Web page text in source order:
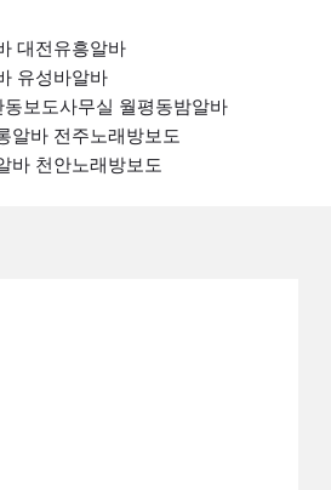
대전유흥알바
유성바알바
보도사무실 월평동밤알바
알바 전주노래방보도
바 천안노래방보도